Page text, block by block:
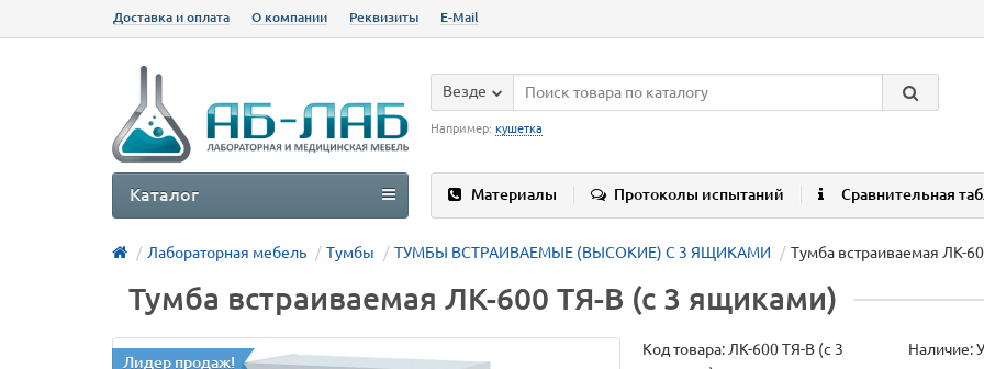
Доставка и оплата О компании Реквизиты E-Mail
Везде
Например: кушетка
Материалы Протоколы испытаний Сравнительная
Каталог
Лабораторная мебель Тумбы ТУМБЫ ВСТРАИВАЕМЫЕ (ВЫСОКИЕ) С 3 ЯЩИКАМИ Тумба встраиваемая ЛК-
Тумба встраиваемая ЛК-600 ТЯ-В (с 3 ящиками)
Лидер продаж!
Код товара: ЛК-600 ТЯ-В (с 3
Наличие: